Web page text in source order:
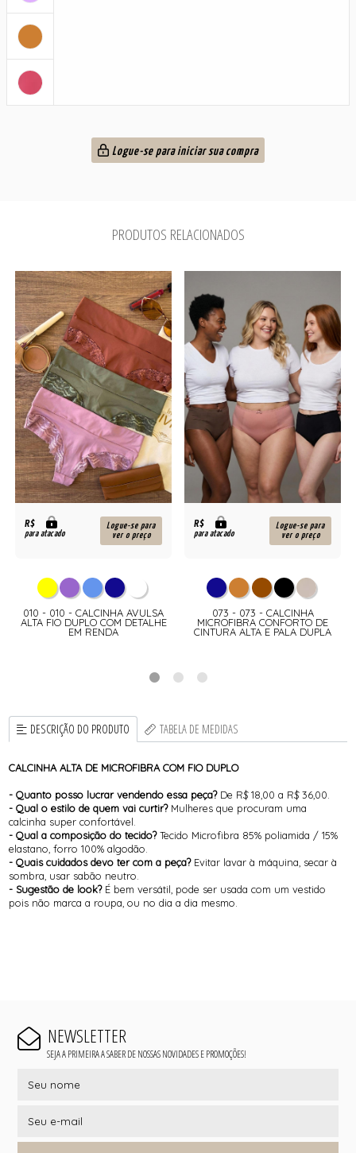
Logue-se para iniciar sua compra
PRODUTOS RELACIONADOS
R$
para atacado
Logue-se para
ver o preço
010 - 010 - CALCINHA AVULSA
ALTA FIO DUPLO COM DETALHE
EM RENDA
R$
para atacado
Logue-se para
ver o preço
073 - 073 - CALCINHA
MICROFIBRA CONFORTO DE
CINTURA ALTA E PALA DUPLA
DESCRIÇÃO DO PRODUTO TABELA DE MEDIDAS
CALCINHA ALTA DE MICROFIBRA COM FIO DUPLO
- Quanto posso lucrar vendendo essa peça?De R$ 18,00 a R$ 36,00.
- Qual o estilo de quem vai curtir?Mulheres que procuram uma
calcinha super confortável.
- Qual a composição do tecido?Tecido Microfibra 85% poliamida / 15%
elastano, forro 100% algodão.
- Quais cuidados devo ter com a peça?Evitar lavar à máquina, secar à
sombra, usar sabão neutro.
- Sugestão de look? É bem versátil, pode ser usada com um vestido
pois não marca a roupa, ou no dia a dia mesmo.
NEWSLETTER
SEJA A PRIMEIRA A SABER DE NOSSAS NOVIDADES E PROMOÇÕES!